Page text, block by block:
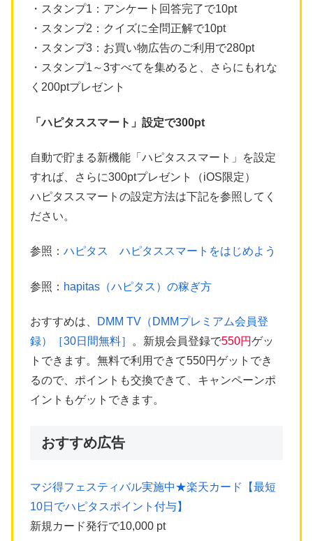
・スタンプ1：アンケート回答完了で10pt
・スタンプ2：クイズに全問正解で10pt
・スタンプ3：お買い物広告のご利用で280pt
・スタンプ1～3すべてを集めると、さらにもれな
く200ptプレゼント
「ハピタススマート」設定で300pt
自動で貯まる新機能「ハピタススマート」を設定
すれば、さらに300ptプレゼント（iOS限定）
ハピタススマートの設定方法は下記を参照してく
ださい。
参照： ハピタス ハピタススマートをはじめよう
参照： hapitas（ハピタス）の稼ぎ方
おすすめは、
DMM TV（DMMプレミアム会員登
録）［30日間無料］
。新規会員登録で550円ゲッ
トできます。無料で利用できて550円ゲットでき
るので、ポイントも交換できて、キャンペーンポ
イントもゲットできます。
おすすめ広告
マジ得フェスティバル実施中★楽天カード【最短
10日でハピタスポイント付与】
新規カード発行で10,000 pt